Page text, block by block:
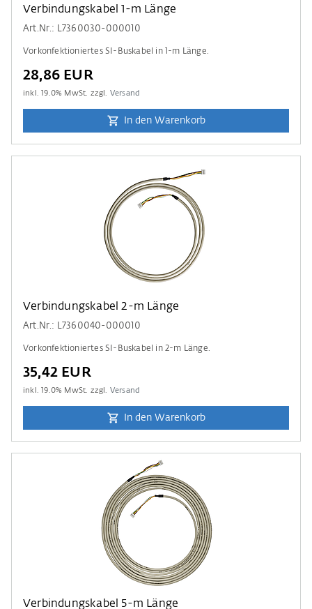
Verbindungskabel 1-m Länge
Art.Nr.: L7360030-000010
Vorkonfektioniertes SI-Buskabel in 1-m Länge.
28,86 EUR
inkl.19.0% MwSt. zzgl. Versand
In den Warenkorb
Verbindungskabel 2-m Länge
Art.Nr.: L7360040-000010
Vorkonfektioniertes SI-Buskabel in 2-m Länge.
35,42 EUR
inkl.19.0% MwSt. zzgl. Versand
In den Warenkorb
Verbindungskabel 5-m Länge